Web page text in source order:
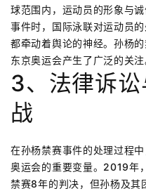
球范围内，运动员的形象与
事件时，国际泳联对运动员
都牵动着舆论的神经。孙杨
东京奥运会产生了广泛的关注
3、法律诉
战
在孙杨禁赛事件的处理过程
奥运会的重要变量。2019年
禁赛8年的判决，但孙杨及其